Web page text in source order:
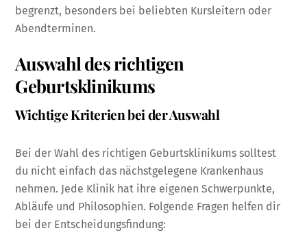
begrenzt, besonders bei beliebten Kursleitern oder
Abendterminen.
Auswahl des richtigen
Geburtsklinikums
Wichtige Kriterien bei der Auswahl
Bei der Wahl des richtigen Geburtsklinikums solltest
du nicht einfach das nächstgelegene Krankenhaus
nehmen. Jede Klinik hat ihre eigenen Schwerpunkte,
Abläufe und Philosophien. Folgende Fragen helfen dir
bei der Entscheidungsfindung: